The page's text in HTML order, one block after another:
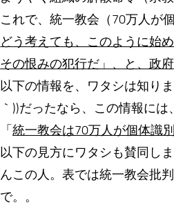
これで、統一教会（70万人が
どう考えても、このように始
その恨みの犯行だ」、と、政
以下の情報を、ワタシは知り
｀))だったなら、この情報に
「統一教会は70万人が個体識
以下の見方にワタシも賛同し
んこの人。表では統一教会批
で。。